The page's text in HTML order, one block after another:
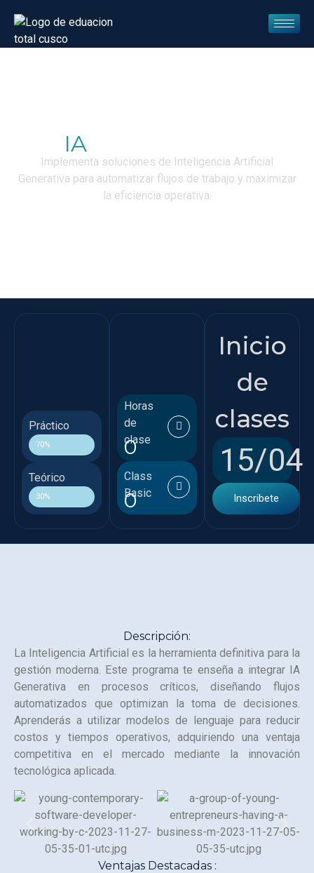
IApara Negocios
Implementa soluciones de Inteligencia Artificial
Generativa para automatizar flujos de trabajo y maximizar
la eficiencia operativa.
Inicio
de
clases
15/04
Inscribete
Horas
de
clase
0
Class
Basic
0
Práctico
70%
Teórico
30%
Descripción:
La Inteligencia Artificial es la herramienta definitiva para la
gestión moderna. Este programa te enseña a integrar IA
Generativa en procesos críticos, diseñando flujos
automatizados que optimizan la toma de decisiones.
Aprenderás a utilizar modelos de lenguaje para reducir
costos y tiempos operativos, adquiriendo una ventaja
competitiva en el mercado mediante la innovación
tecnológica aplicada.
Ventajas Destacadas :